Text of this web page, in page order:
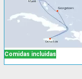
Comidas incluidas